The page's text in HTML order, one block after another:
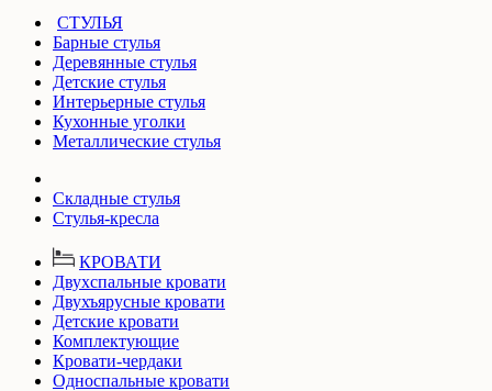
СТУЛЬЯ
Барные стулья
Деревянные стулья
Детские стулья
Интерьерные стулья
Кухонные уголки
Металлические стулья
Складные стулья
Стулья-кресла
КРОВАТИ
Двухспальные кровати
Двухъярусные кровати
Детские кровати
Комплектующие
Кровати-чердаки
Односпальные кровати